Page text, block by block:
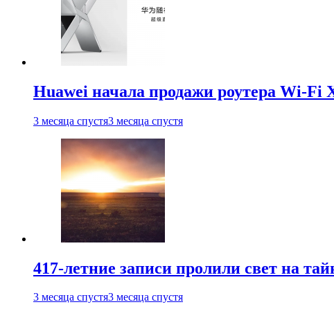
Huawei начала продажи роутера Wi-Fi
3 месяца спустя3 месяца спустя
417-летние записи пролили свет на
3 месяца спустя3 месяца спустя